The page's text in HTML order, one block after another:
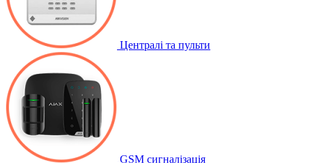
Централі та пульти
GSM сигналізація